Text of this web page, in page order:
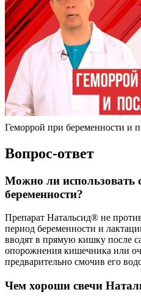
Геморрой при беременности и
Вопрос-ответ
Можно ли использовать
беременности?
Препарат Натальсид® не
период беременности и
вводят в прямую кишку после
опорожнения кишечника или
предварительно смочив его
Чем хороши свечи